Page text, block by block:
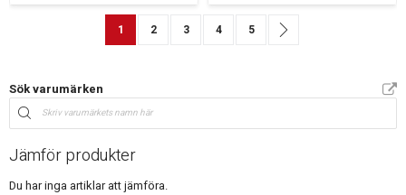
SidaYou're currently reading page
1 Sida
2 Sida
3 Sida
4 Sida
5
Sök varumärken
Jämför produkter
Du har inga artiklar att jämföra.